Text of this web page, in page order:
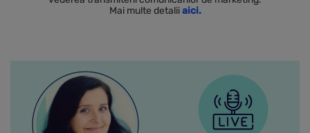
Mai multe detaliiaici.